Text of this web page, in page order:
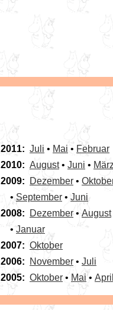
2011: Juli • Mai • Februar
2010: August• Juni • März
2009:
Dezember •
• September • Juni
2008:
Dezember•August
• Januar
2007: Oktober
2006:
November • Juli
2005: Oktober • Mai• April